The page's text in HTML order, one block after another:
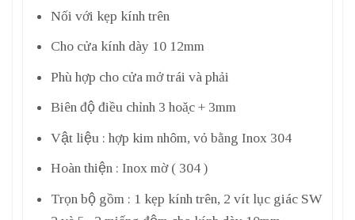
Nối với kẹp kính trên
Cho cửa kính dày 10 12mm
Phù hợp cho cửa mở trái và phải
Biên độ điều chỉnh 3 hoặc + 3mm
Vật liệu : hợp kim nhôm, vỏ bằng Inox 304
Hoàn thiện : Inox mờ ( 304 )
Trọn bộ gồm : 1 kẹp kính trên, 2 vít lục giác SW